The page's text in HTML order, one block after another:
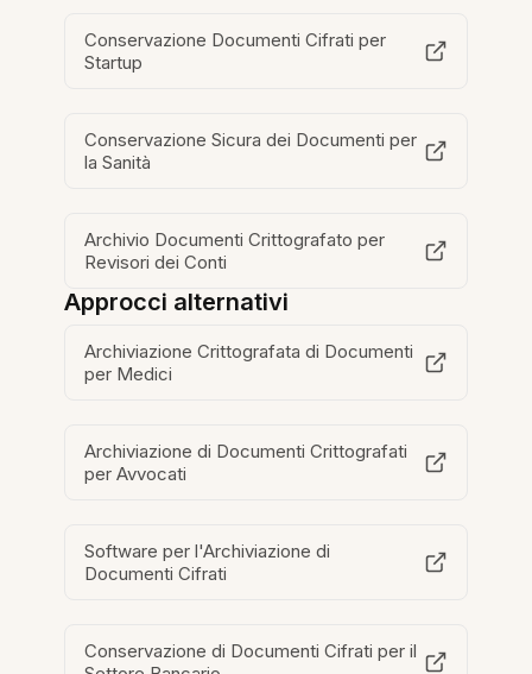
Conservazione Documenti Cifrati per
Startup
Conservazione Sicura dei Documenti per
la Sanità
Archivio Documenti Crittografato per
Revisori dei Conti
Approcci alternativi
Archiviazione Crittografata di Documenti
per Medici
Archiviazione di Documenti Crittografati
per Avvocati
Software per l'Archiviazione di
Documenti Cifrati
Conservazione di Documenti Cifrati per il